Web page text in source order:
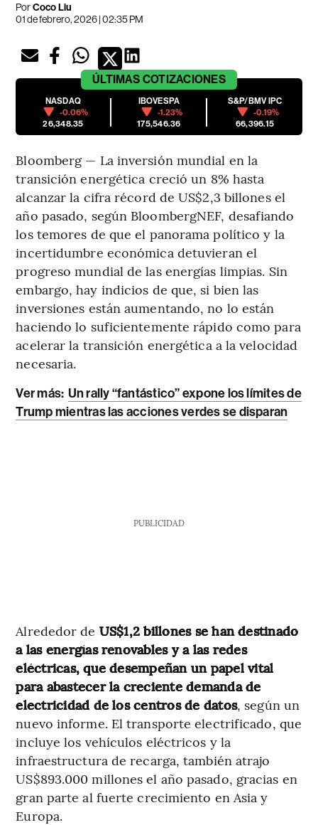
PorCoco Liu
01 de febrero, 2026 | 02:35 PM
ÚLTIMAS COTIZACIONES
NASDAQ
-0.06%
26,348.35
IBOVESPA
-1.23%
175,546.36
S&P/BMV IPC
-0.19%
66,396.15
Bloomberg — La inversión mundial en la
transición energética creció un 8% hasta
alcanzar la cifra récord de US$2,3 billones el
año pasado, según BloombergNEF, desafiando
los temores de que el panorama político y la
incertidumbre económica detuvieran el
progreso mundial de las energías limpias. Sin
embargo, hay indicios de que, si bien las
inversiones están aumentando, no lo están
haciendo lo suficientemente rápido como para
acelerar la transición energética a la velocidad
necesaria.
Ver más: Un rally “fantástico” expone los límites de
Trump mientras las acciones verdes se disparan
PUBLICIDAD
Alrededor de US$1,2 billones se han destinado
a las energías renovables y a las redes
eléctricas, que desempeñan un papel vital
para abastecer la creciente demanda de
electricidad de los centros de datos, según un
nuevo informe. El transporte electrificado, que
incluye los vehículos eléctricos y la
infraestructura de recarga, también atrajo
US$893.000 millones el año pasado, gracias en
gran parte al fuerte crecimiento en Asia y
Europa.